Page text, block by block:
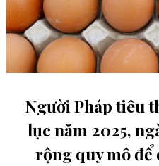
Người Pháp tiêu
lục năm 2025,
rộng quy mô để